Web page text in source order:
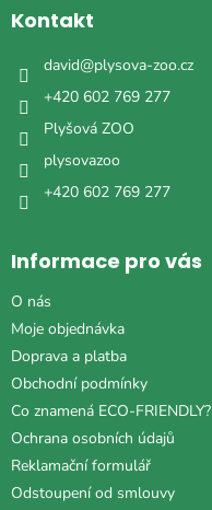
aKontakt
david@plysova-zoo.cz
+420 602 769 277
Plyšová ZOO
plysovazoo
+420 602 769 277
Informace pro vás
O nás
Moje objednávka
Doprava a platba
Obchodní podmínky
Co znamená ECO-FRIENDLY?
Ochrana osobních údajů
Reklamační formulář
Odstoupení od smlouvy